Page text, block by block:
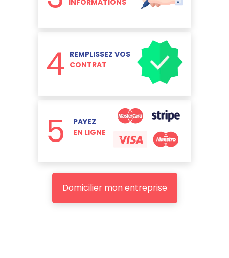
4 REMPLISSEZ VOS
CONTRAT
5
PAYEZ
EN LIGNE
Domicilier mon entreprise